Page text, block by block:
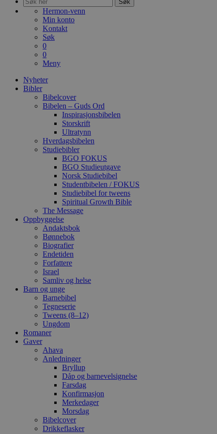
Søk
Hermon-venn
Min konto
Kontakt
Søk
0
0
Meny
Nyheter
Bibler
Bibelcover
Bibelen – Guds Ord
Inspirasjonsbibelen
Storskrift
Ultratynn
Hverdagsbibelen
Studiebibler
BGO FOKUS
BGO Studieutgave
Norsk Studiebibel
Studentbibelen / FOKUS
Studiebibel for tweens
Spiritual Growth Bible
The Message
Oppbyggelse
Andaktsbok
Bønnebok
Biografier
Endetiden
Forfattere
Israel
Samliv og helse
Barn og unge
Barnebibel
Tegneserie
Tweens (8–12)
Ungdom
Romaner
Gaver
Ahava
Anledninger
Bryllup
Dåp og barnevelsignelse
Farsdag
Konfirmasjon
Merkedager
Morsdag
Bibelcover
Drikkeflasker